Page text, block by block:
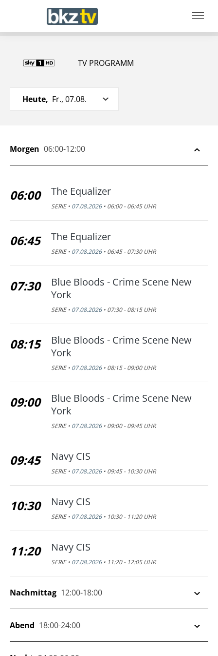
TV PROGRAMM
Heute, Fr., 07.08.
Morgen 06:00-12:00
06:00 The Equalizer
SERIE • 07.08.2026• 06:00 - 06:45 UHR
06:45 The Equalizer
SERIE • 07.08.2026• 06:45 - 07:30 UHR
07:30
Blue Bloods - Crime Scene New
York
SERIE • 07.08.2026• 07:30 - 08:15 UHR
08:15
Blue Bloods - Crime Scene New
York
SERIE • 07.08.2026• 08:15 - 09:00 UHR
09:00
Blue Bloods - Crime Scene New
York
SERIE • 07.08.2026• 09:00 - 09:45 UHR
09:45 Navy CIS
SERIE • 07.08.2026• 09:45 - 10:30 UHR
10:30 Navy CIS
SERIE • 07.08.2026• 10:30 - 11:20 UHR
11:20 Navy CIS
SERIE • 07.08.2026• 11:20 - 12:05 UHR
Nachmittag 12:00-18:00
12:05 The Rookie
SERIE •07.08.2026• 12:05 - 12:50 UHR
Abend 18:00-24:00